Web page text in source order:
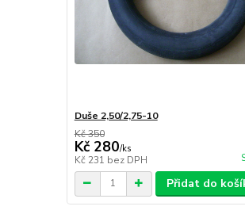
Duše 2,50/2,75-10
Kč 350
Kč 280/ks
Kč 231 bez DPH
Přidat do